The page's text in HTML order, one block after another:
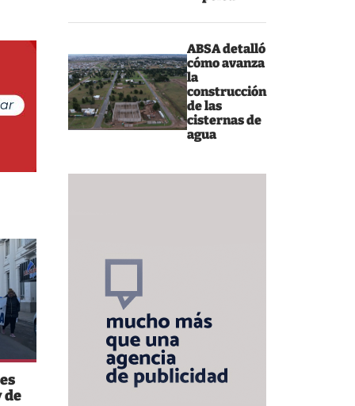
ABSA detalló
cómo avanza
la
construcción
de las
cisternas de
agua
de